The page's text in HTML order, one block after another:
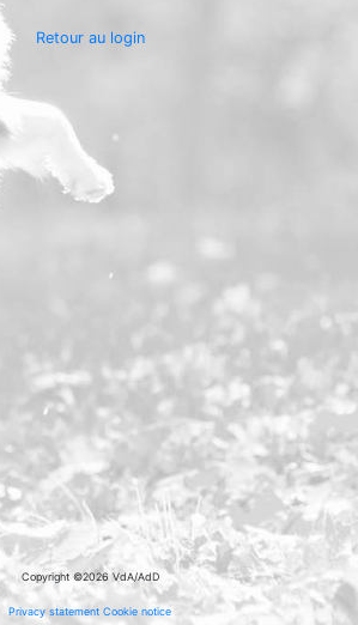
Retour au login
Copyright ©2026 VdA/AdD
Privacy statement Cookie notice